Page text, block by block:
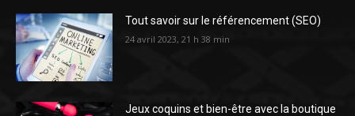
Tout savoir sur le référencement (SEO)
24 avril 2023, 21 h 38 min
Jeux coquins et bien-être avec la boutique